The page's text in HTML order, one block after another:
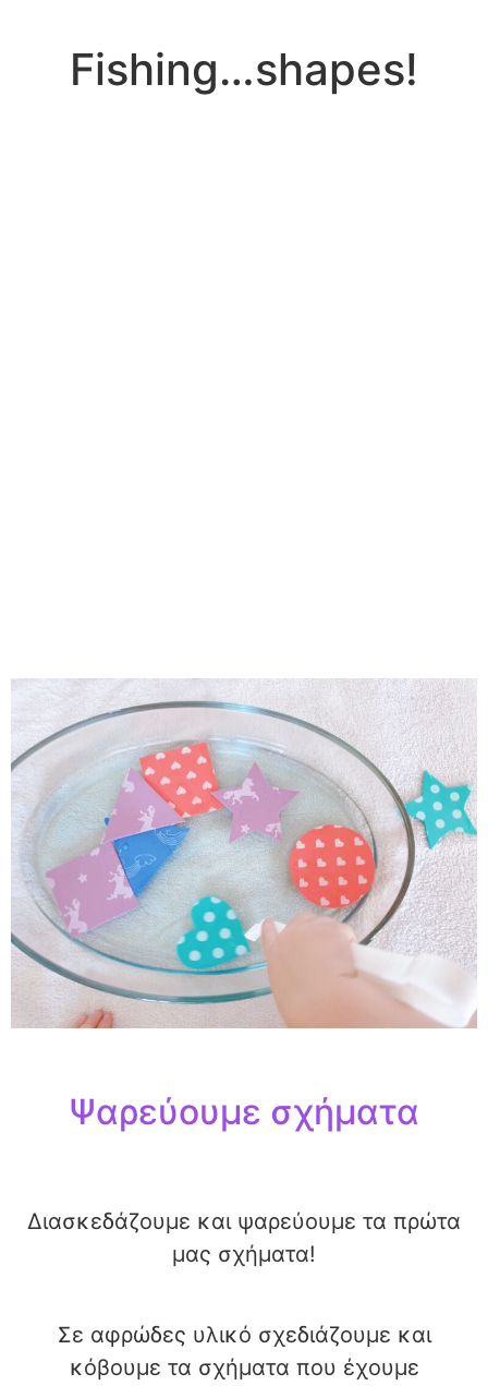
Fishing…shapes!
Ψαρεύουμε σχήματα
Διασκεδάζουμε και ψαρεύουμε τα πρώτα
μας σχήματα!
Σε αφρώδες υλικό σχεδιάζουμε και
κόβουμε τα σχήματα που έχουμε